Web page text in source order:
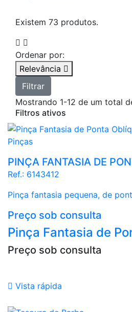
Existem 73 produtos.
 
Ordenar por:
Relevância 
Filtrar
Mostrando 1-12 de um total
Filtros ativos
Pinças
PINÇA FANTASIA DE
Ref.: 6143412
Pinça fantasia pequena, de
Preço sob consulta
Pinça Fantasia de
Preço sob consulta
 Vista rápida